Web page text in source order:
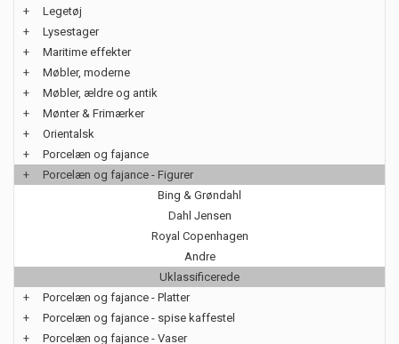
+
Legetøj
+
Lysestager
+
Maritime effekter
+
Møbler, moderne
+
Møbler, ældre og antik
+
Mønter & Frimærker
+
Orientalsk
+
Porcelæn og fajance
+
Porcelæn og fajance - Figurer
Bing & Grøndahl
Dahl Jensen
Royal Copenhagen
Andre
Uklassificerede
+
Porcelæn og fajance - Platter
+
Porcelæn og fajance - spise kaffestel
+
Porcelæn og fajance - Vaser